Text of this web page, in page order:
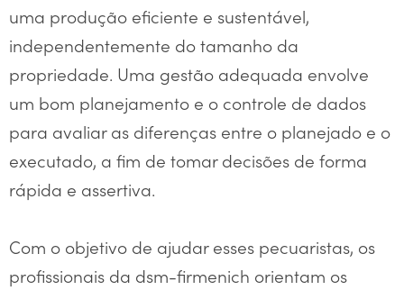
uma produção eficiente e sustentável,
independentemente do tamanho da
propriedade. Uma gestão adequada envolve
um bom planejamento e o controle de dados
para avaliar as diferenças entre o planejado e o
executado, a fim de tomar decisões de forma
rápida e assertiva.
Com o objetivo de ajudar esses pecuaristas, os
profissionais da dsm-firmenich orientam os